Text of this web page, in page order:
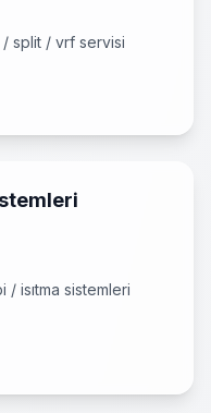
/ split / vrf servisi
/ isıtma sistemleri